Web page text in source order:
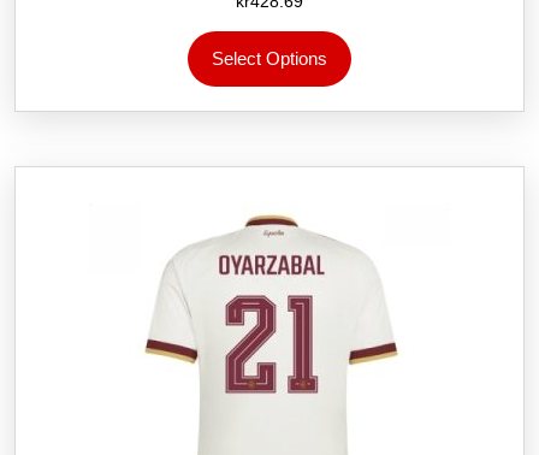
Select Options
produktet
flere
Alternativene
på
produktsiden